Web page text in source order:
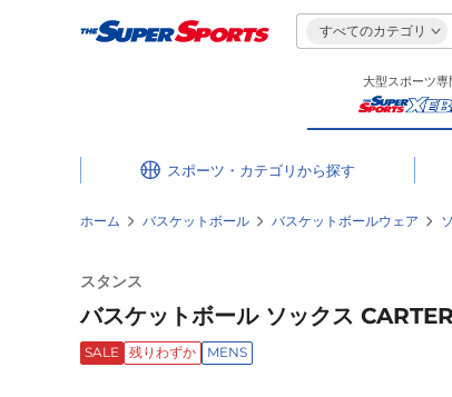
すべてのカテゴリ
大型スポーツ専
スポーツ・カテゴリ
ホーム バスケットボール バスケットボールウェア
スタンス
バスケットボール ソックス
SALE 残りわずか MENS